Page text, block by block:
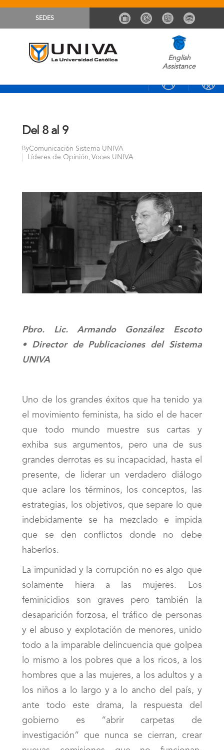
SEDES
English
Assistance
Del 8 al 9
ByComunicación Sistema UNIVA
Líderes de Opinión, Voces UNIVA
Pbro. Lic. Armando González Escoto
• Director de Publicaciones del Sistema
UNIVA
Uno de los grandes éxitos que ha tenido ya
el movimiento feminista, ha sido el de hacer
que todo mundo muestre sus cartas y
exhiba sus argumentos, pero una de sus
grandes derrotas es su incapacidad, hasta el
presente, de liderar un verdadero diálogo
que aclare los términos, los conceptos, las
estrategias, los objetivos, que separe lo que
indebidamente se ha mezclado e impida
que se den conflictos donde no debe
haberlos.
La impunidad y la corrupción no es algo que
solamente hiera a las mujeres. Los
feminicidios son graves pero también la
desaparición forzosa, el tráfico de personas
y el abuso y explotación de menores, unido
todo a la imparable delincuencia que golpea
lo mismo a los pobres que a los ricos, a los
hombres que a las mujeres, a los adultos y a
los niños a lo largo y a lo ancho del país, y
ante todo este drama, la respuesta del
gobierno es “abrir carpetas de
investigación” que nunca se cierran, crear